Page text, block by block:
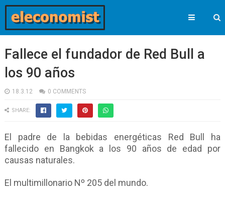
Fallece el fundador de Red Bull a
los 90 años
18.3.12 0 COMMENTS
SHARE:
El padre de la bebidas energéticas Red Bull ha
fallecido en Bangkok a los 90 años de edad por
causas naturales.
El multimillonario Nº 205 del mundo.